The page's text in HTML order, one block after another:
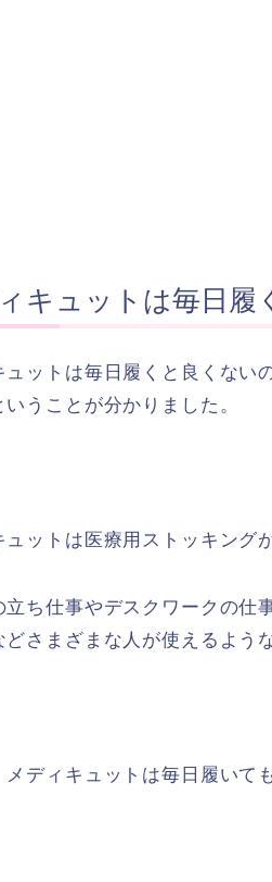
キュットは毎日履
ュットは毎日履くと良くない
いうことが分かりました。
ュットは医療用ストッキング
立ち仕事やデスクワークの仕
どさまざまな人が使えるよう
メディキュットは毎日履いて